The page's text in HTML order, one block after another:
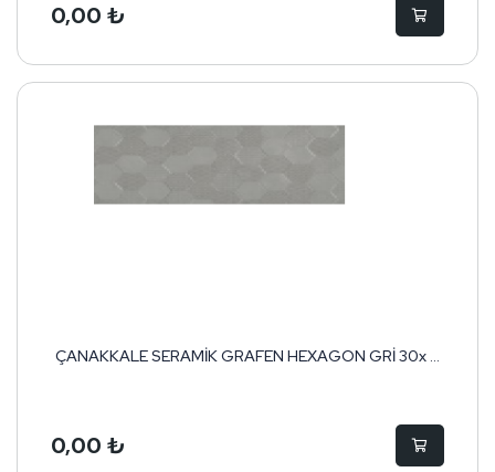
0,00 ₺
ÇANAKKALE SERAMİK GRAFEN HEXAGON GRİ 30x ...
0,00 ₺